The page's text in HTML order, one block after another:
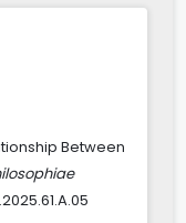
Between